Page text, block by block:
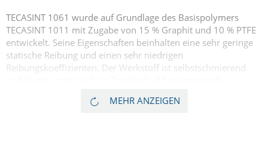
TECASINT 1061 wurde auf Grundlage des Basispolymers
TECASINT 1011 mit Zugabe von 15 % Graphit und 10 % PTFE
entwickelt. Seine Eigenschaften beinhalten eine sehr geringe
statische Reibung und einen sehr niedrigen
Reibungskoeffizienten. Der Werkstoff ist selbstschmierend
mit geringer Reibung und geringem Verschleiß bei mittleren
MEHR ANZEIGEN